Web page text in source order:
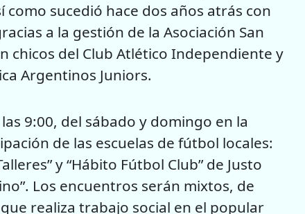
sucedió hace dos años atrás con
a la gestión de la Asociación San
chicos del Club Atlético Independiente y
Argentinos Juniors.
9:00, del sábado y domingo en la
de las escuelas de fútbol locales:
y “Hábito Fútbol Club” de Justo
Los encuentros serán mixtos, de
realiza trabajo social en el popular